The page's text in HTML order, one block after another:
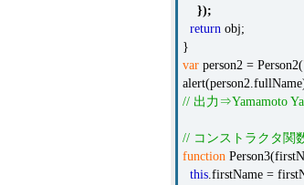
});
return obj;
}
var person2 = Person2(
// 出力⇒Yamamoto
// コンストラクタ関
function
this.firstName =